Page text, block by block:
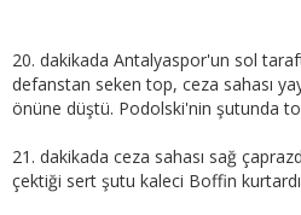
20. dakikada Antalyaspor'un sol
defanstan seken top, ceza sahası
önüne düştü. Podolski'nin şutunda
21. dakikada ceza sahası sağ
çektiği sert şutu kaleci Boffin